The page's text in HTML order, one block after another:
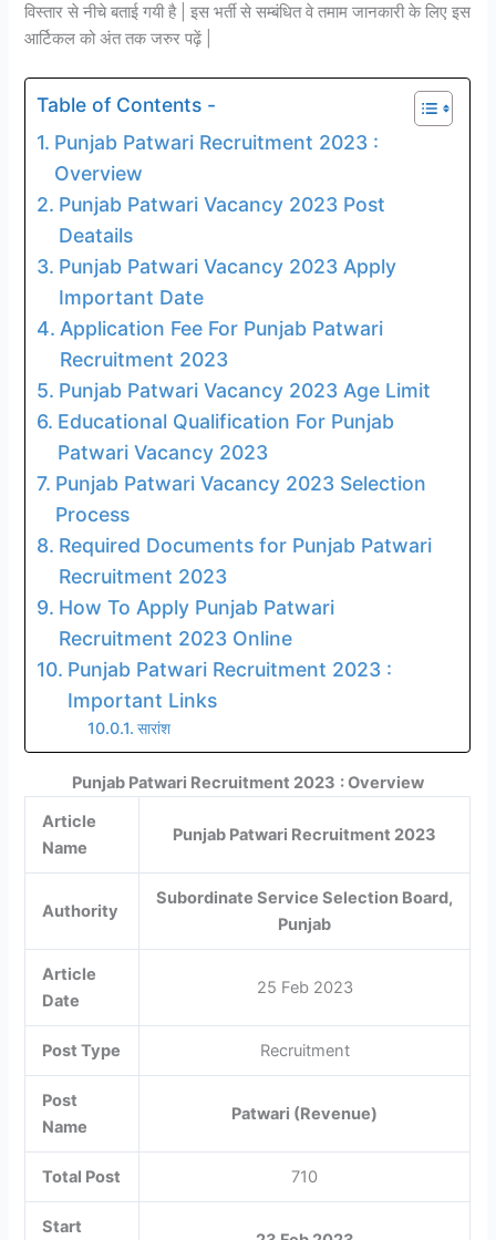
विस्तार से नीचे बताई गयी है | इस भर्ती से सम्बंधित वे तमाम जानकारी के लिए इस
आर्टिकल को अंत तक जरुर पढ़ें |
Table of Contents -
Punjab Patwari Recruitment 2023 :
Overview
Punjab Patwari Vacancy 2023 Post
Deatails
Punjab Patwari Vacancy 2023 Apply
Important Date
Application Fee For Punjab Patwari
Recruitment 2023
Punjab Patwari Vacancy 2023 Age Limit
Educational Qualification For Punjab
Patwari Vacancy 2023
Punjab Patwari Vacancy 2023 Selection
Process
Required Documents for Punjab Patwari
Recruitment 2023
How To Apply Punjab Patwari
Recruitment 2023 Online
Punjab Patwari Recruitment 2023 :
Important Links
सारांश
Punjab Patwari Recruitment 2023 : Overview
Article
Name
Punjab Patwari Recruitment 2023
Authority
Subordinate Service Selection Board,
Punjab
Article
Date
25 Feb 2023
Post Type Recruitment
Post
Name
Patwari (Revenue)
Total Post 710
Start